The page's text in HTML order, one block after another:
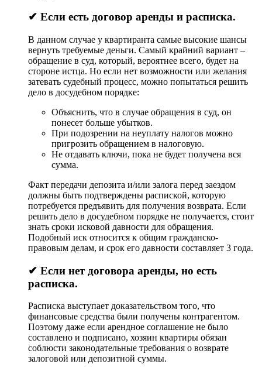
✔ Если есть договор аренды и расписка.
В данном случае у квартиранта самые высокие шансы
вернуть требуемые деньги. Самый крайний вариант –
обращение в суд, который, вероятнее всего, будет на
стороне истца. Но если нет возможности или желания
затевать судебный процесс, можно попытаться решить
дело в досудебном порядке:
Объяснить, что в случае обращения в суд, он
понесет больше убытков.
При подозрении на неуплату налогов можно
пригрозить обращением в налоговую.
Не отдавать ключи, пока не будет получена вся
сумма.
Факт передачи депозита и/или залога перед заездом
должны быть подтверждены распиской, которую
потребуется предъявить для получения возврата. Если
решить дело в досудебном порядке не получается, стоит
знать сроки исковой давности для обращения.
Подобный иск относится к общим гражданско-
правовым делам, и срок его давности составляет 3 года.
✔ Если нет договора аренды, но есть
расписка.
Расписка выступает доказательством того, что
финансовые средства были получены контрагентом.
Поэтому даже если арендное соглашение не было
составлено и подписано, хозяин квартиры обязан
соблюсти законодательные требования о возврате
залоговой или депозитной суммы.